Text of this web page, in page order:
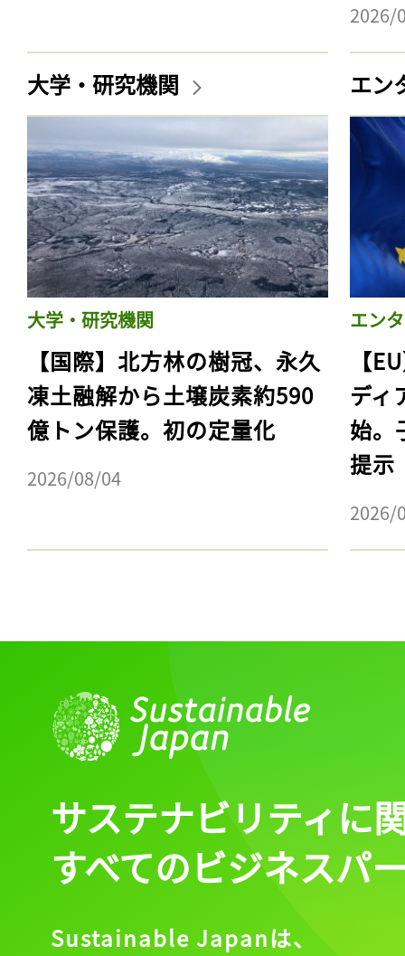
2026/
大学・研究機関
大学・研究機関
【国際】北方林の樹冠、永久
凍土融解から土壌炭素約590
億トン保護。初の定量化
2026/08/04
エン
エン
【
ディ
始。
提示
2026/
サステナビリティに
すべてのビジネスパ
Sustainable Japanは、